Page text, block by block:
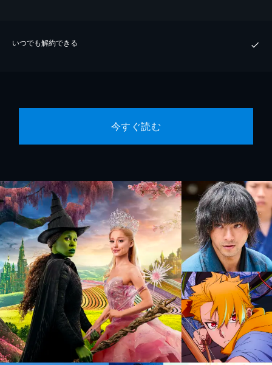
いつでも解約できる
今すぐ読む